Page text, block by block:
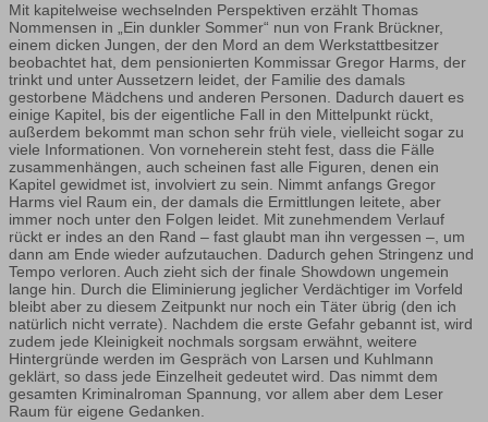
Mit kapitelweise wechselnden Perspektiven erzählt Thomas
Nommensen in „Ein dunkler Sommer“ nun von Frank Brückner,
einem dicken Jungen, der den Mord an dem Werkstattbesitzer
beobachtet hat, dem pensionierten Kommissar Gregor Harms, der
trinkt und unter Aussetzern leidet, der Familie des damals
gestorbene Mädchens und anderen Personen. Dadurch dauert es
einige Kapitel, bis der eigentliche Fall in den Mittelpunkt rückt,
außerdem bekommt man schon sehr früh viele, vielleicht sogar zu
viele Informationen. Von vorneherein steht fest, dass die Fälle
zusammenhängen, auch scheinen fast alle Figuren, denen ein
Kapitel gewidmet ist, involviert zu sein. Nimmt anfangs Gregor
Harms viel Raum ein, der damals die Ermittlungen leitete, aber
immer noch unter den Folgen leidet. Mit zunehmendem Verlauf
rückt er indes an den Rand – fast glaubt man ihn vergessen –, um
dann am Ende wieder aufzutauchen. Dadurch gehen Stringenz und
Tempo verloren. Auch zieht sich der finale Showdown ungemein
lange hin. Durch die Eliminierung jeglicher Verdächtiger im Vorfeld
bleibt aber zu diesem Zeitpunkt nur noch ein Täter übrig (den ich
natürlich nicht verrate). Nachdem die erste Gefahr gebannt ist, wird
zudem jede Kleinigkeit nochmals sorgsam erwähnt, weitere
Hintergründe werden im Gespräch von Larsen und Kuhlmann
geklärt, so dass jede Einzelheit gedeutet wird. Das nimmt dem
gesamten Kriminalroman Spannung, vor allem aber dem Leser
Raum für eigene Gedanken.